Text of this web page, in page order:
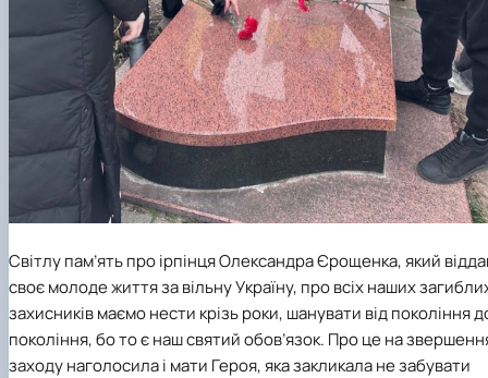
Світлу пам’ять про ірпінця Олександра Єрощенка, який
своє молоде життя за вільну Україну, про всіх наших
захисників маємо нести крізь роки, шанувати від покоління
покоління, бо то є наш святий обов’язок. Про це на
заходу наголосила і мати Героя, яка закликала не забувати